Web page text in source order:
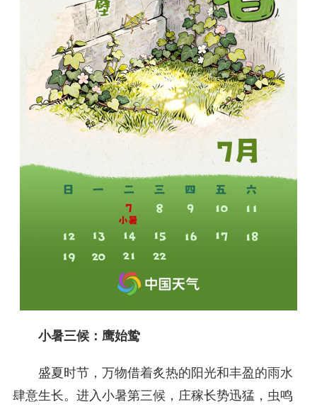
小暑三候：鹰始鸷
盛夏时节，万物借着炙热的阳光和丰盈的雨水
肆意生长。进入小暑第三候，庄稼长势迅猛，虫鸣